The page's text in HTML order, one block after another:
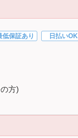
低保証あり 日払いOK
方)